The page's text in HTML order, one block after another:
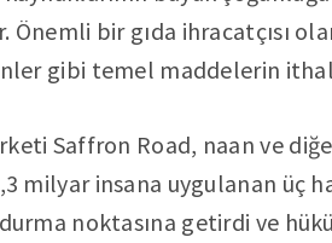
bir gıda ihracatçısı
gibi temel maddelerin
Saffron Road, naan ve
milyar insana uygulanan üç
durma noktasına getirdi ve